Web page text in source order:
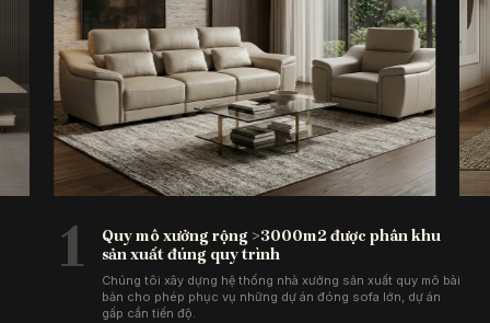
1
Quy mô xưởng rộng >3000m2 được phân khu
sản xuất đúng quy trình
Chúng tôi xây dựng hệ thống nhà xưởng sản xuất quy mô bài
bản cho phép phục vụ những dự án đóng sofa lớn, dự án
gấp cần tiến độ.